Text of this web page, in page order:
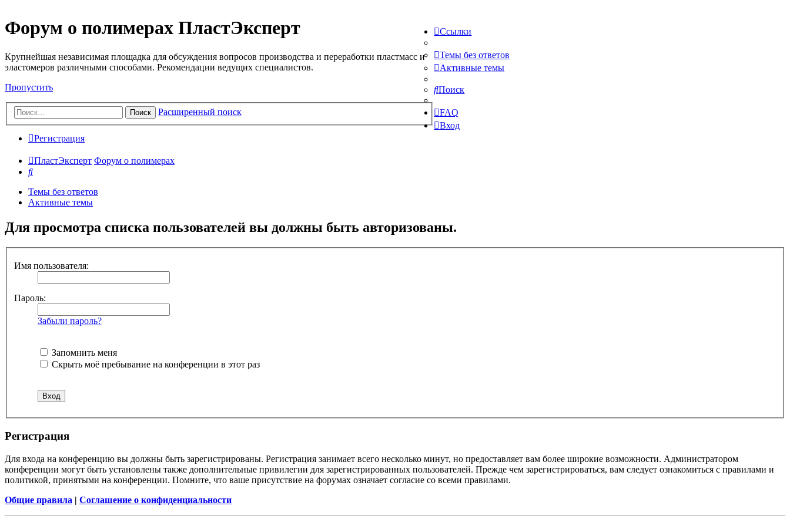
Форум о полимерах ПластЭксперт
Крупнейшая независимая площадка для обсуждения вопросов производства и переработки пластмасс и
эластомеров различными способами. Рекомендации ведущих специалистов.
Пропустить
Поиск Расширенный поиск
Ссылки
Темы без ответов
Активные темы
Поиск
FAQ
Вход
Регистрация
ПластЭксперт Форум о полимерах
Поиск
Темы без ответов
Активные темы
Для просмотра списка пользователей вы должны быть авторизованы.
Имя пользователя:
Пароль:
Забыли пароль?
Запомнить меня
Скрыть моё пребывание на конференции в этот раз
Регистрация
Для входа на конференцию вы должны быть зарегистрированы. Регистрация занимает всего несколько минут, но предоставляет вам более широкие возможности. Администратором
конференции могут быть установлены также дополнительные привилегии для зарегистрированных пользователей. Прежде чем зарегистрироваться, вам следует ознакомиться с правилами и
политикой, принятыми на конференции. Помните, что ваше присутствие на форумах означает согласие со всеми правилами.
Общие правила | Соглашение о конфиденциальности